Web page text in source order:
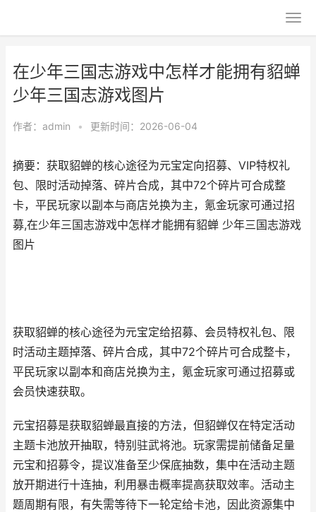
在少年三国志游戏中怎样才能拥有貂蝉
少年三国志游戏图片
作者： admin • 更新时间：2026-06-04
摘要：获取貂蝉的核心途径为元宝定向招募、VIP特权礼
包、限时活动掉落、碎片合成，其中72个碎片可合成整
卡，平民玩家以副本与商店兑换为主，氪金玩家可通过招
募,在少年三国志游戏中怎样才能拥有貂蝉 少年三国志游戏
图片
获取貂蝉的核心途径为元宝定给招募、会员特权礼包、限
时活动主题掉落、碎片合成，其中72个碎片可合成整卡，
平民玩家以副本和商店兑换为主，氪金玩家可通过招募或
会员快速获取。
元宝招募是获取貂蝉最直接的方法，但貂蝉仅在特定活动
主题卡池放开抽取，特别驻武将池。玩家需提前储备足量
元宝和招募令，提议准备至少保底抽数，集中在活动主题
放开期进行十连抽，利用暴击概率提高获取效率。活动主
题周期有限，有失需等待下一轮定给卡池，因此资源集中